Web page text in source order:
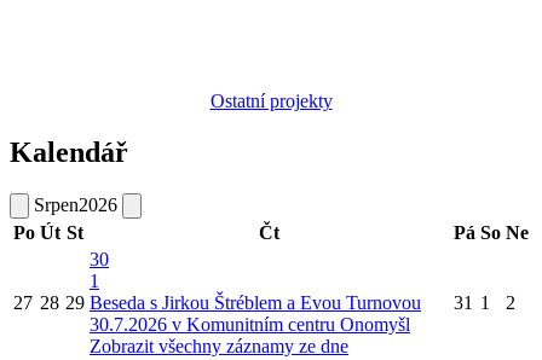
Ostatní projekty
Kalendář
Srpen2026
Po Út St Čt Pá So Ne
27 28 29
30
1
Beseda s Jirkou Štréblem a Evou Turnovou
30.7.2026 v Komunitním centru Onomyšl
Zobrazit všechny záznamy ze dne
31 1 2